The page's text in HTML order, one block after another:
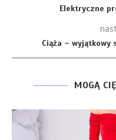
Elektryczne
Ciąża –
MOGĄ